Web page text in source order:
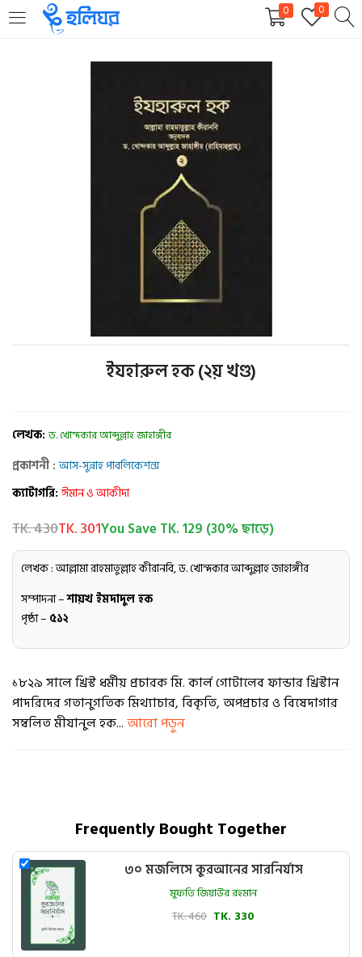
0 0
LOGIN REGISTER
Enter your username and password to login.
Login
Lost password?
ইযহারুল হক (২য় খণ্ড)
লেখক: ড. খোন্দকার আব্দুল্লাহ জাহাঙ্গীর
প্রকাশনী :আস-সুন্নাহ পাবলিকেশন্স
ক্যাটাগরি:ঈমান ও আকীদা
TK. 430TK. 301You Save TK. 129 (30% ছাড়ে)
লেখক : আল্লামা রাহমাতুল্লাহ কীরানবি, ড. খোন্দকার আব্দুল্লাহ জাহাঙ্গীর
সম্পাদনা –শায়খ ইমদাদুল হক
পৃষ্ঠা – ৫১২
১৮২৯ সালে খ্রিস্ট ধর্মীয় প্রচারক মি. কার্ল গােটালেব ফান্ডার খ্রিস্টান
পাদরিদের গতানুগতিক মিথ্যাচার, বিকৃতি, অপপ্রচার ও বিষেদাগার
সম্বলিত মীযানুল হক...আরো পড়ুন
Frequently Bought Together
৩০ মজলিসে কুরআনের সারনির্যাস
মুফতি জিয়াউর রহমান
TK. 460 TK. 330